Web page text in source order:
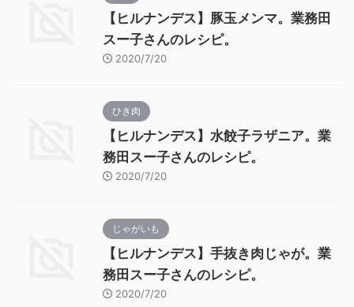
【ヒルナンデス】豚玉メンマ。業務田
スー子さんのレシピ。
2020/7/20
ひき肉
【ヒルナンデス】水餃子ラザニア。業
務田スー子さんのレシピ。
2020/7/20
じゃがいも
【ヒルナンデス】手抜き肉じゃが。業
務田スー子さんのレシピ。
2020/7/20